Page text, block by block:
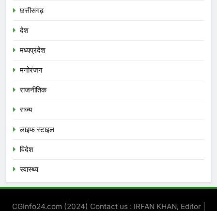
छत्तीसगढ़
देश
मध्‍यप्रदेश
मनोरंजन
राजनीतिक
राज्य
लाइफ स्टाइल
विदेश
स्‍वास्‍थ्‍य
CGInfo24.com (2024) Contact us : IRFAN KHAN, Editor |